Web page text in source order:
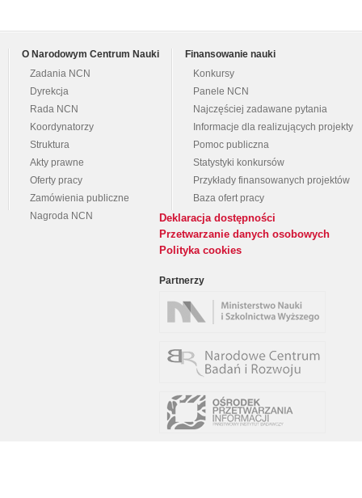
O Narodowym Centrum Nauki
Zadania NCN
Dyrekcja
Rada NCN
Koordynatorzy
Struktura
Akty prawne
Oferty pracy
Zamówienia publiczne
Nagroda NCN
Finansowanie nauki
Konkursy
Panele NCN
Najczęściej zadawane pytania
Informacje dla realizujących projekty
Pomoc publiczna
Statystyki konkursów
Przykłady finansowanych projektów
Baza ofert pracy
Deklaracja dostępności
Przetwarzanie danych osobowych
Polityka cookies
Partnerzy